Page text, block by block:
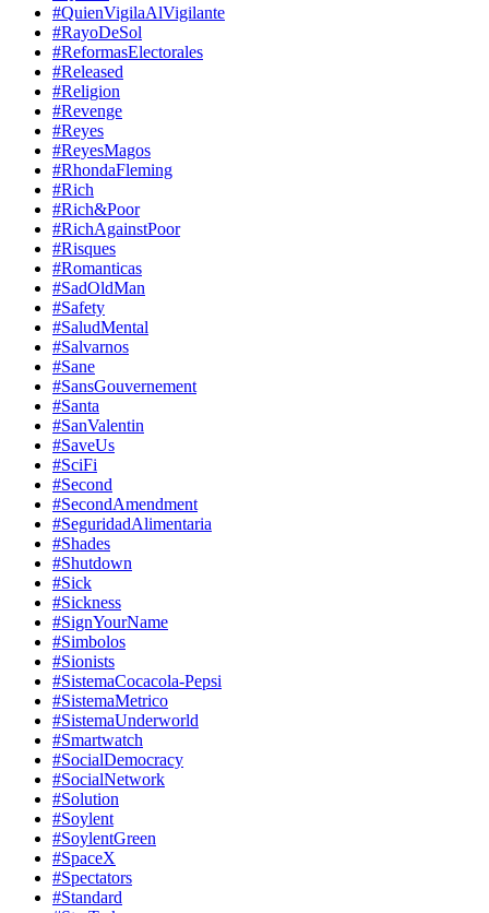
#QuienVigilaAlVigilante
#RayoDeSol
#ReformasElectorales
#Released
#Religion
#Revenge
#Reyes
#ReyesMagos
#RhondaFleming
#Rich
#Rich&Poor
#RichAgainstPoor
#Risques
#Romanticas
#SadOldMan
#Safety
#SaludMental
#Salvarnos
#Sane
#SansGouvernement
#Santa
#SanValentin
#SaveUs
#SciFi
#Second
#SecondAmendment
#SeguridadAlimentaria
#Shades
#Shutdown
#Sick
#Sickness
#SignYourName
#Simbolos
#Sionists
#SistemaCocacola-Pepsi
#SistemaMetrico
#SistemaUnderworld
#Smartwatch
#SocialDemocracy
#SocialNetwork
#Solution
#Soylent
#SoylentGreen
#SpaceX
#Spectators
#Standard